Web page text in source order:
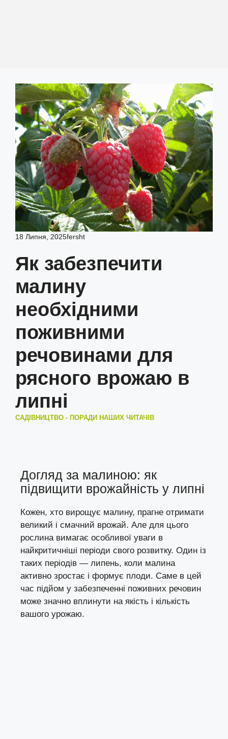
18 Липня, 2025fersht
Як забезпечити
малину
необхідними
поживними
речовинами для
рясного врожаю в
липні
САДІВНИЦТВО - ПОРАДИ НАШИХ ЧИТАЧІВ
Догляд за малиною: як
підвищити врожайність у липні
Кожен, хто вирощує малину, прагне отримати
великий і смачний врожай. Але для цього
рослина вимагає особливої уваги в
найкритичніші періоди свого розвитку. Один із
таких періодів — липень, коли малина
активно зростає і формує плоди. Саме в цей
час підйом у забезпеченні поживних речовин
може значно вплинути на якість і кількість
вашого урожаю.